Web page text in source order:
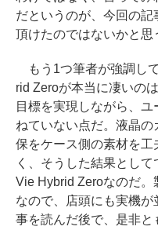
だというのが、今回の
頂けたのではないかと思
もう1つ筆者が強調し
rid Zeroが本当に凄いの
目標を実現しながら、
ねていない点だ。液晶
保をケース側の素材を
く、そうした結果とし
Vie Hybrid Zeroなのだ。
なので、店頭にも実機
事を読んだ後で、是非